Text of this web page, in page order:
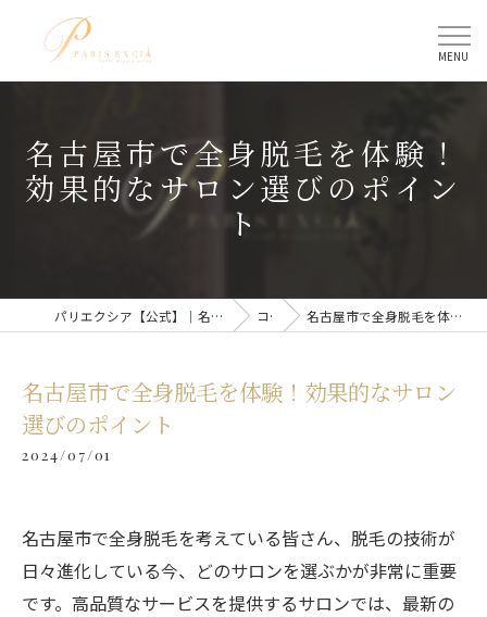
名古屋市で全身脱毛を体験！
効果的なサロン選びのポイン
ト
パリエクシア【公式】｜名古屋駅のトータルビューティーサロン コラム 名古屋市で全身脱毛を体験！効果的なサロン選びのポイント
名古屋市で全身脱毛を体験！効果的なサロン
選びのポイント
2024/07/01
名古屋市で全身脱毛を考えている皆さん、脱毛の技術が
日々進化している今、どのサロンを選ぶかが非常に重要
です。高品質なサービスを提供するサロンでは、最新の